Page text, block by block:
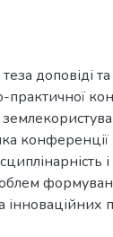
доповіді
і